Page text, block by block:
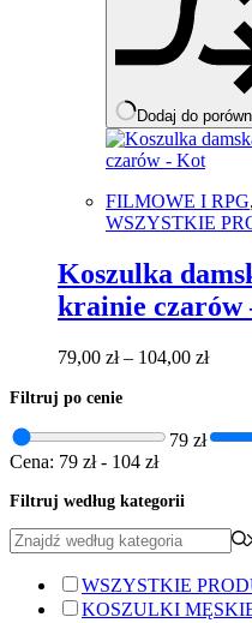
Dodaj do
FILMOWE I RPG,
WSZYSTKIE
Koszulka
krainie czarów
79,00 zł – 104,00 złZakres
do
Filtruj po cenie
79 zł
Cena: 79 zł- 104 zł
Filtruj według kategorii
WSZYSTKIE
KOSZULKI